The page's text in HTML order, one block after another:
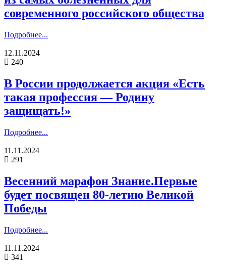
современного российского общества
Подробнее...
12.11.2024
240
В России продолжается акция «Есть
такая профессия — Родину
защищать!»
Подробнее...
11.11.2024
291
Весенний марафон Знание.Первые
будет посвящен 80-летию Великой
Победы
Подробнее...
11.11.2024
341